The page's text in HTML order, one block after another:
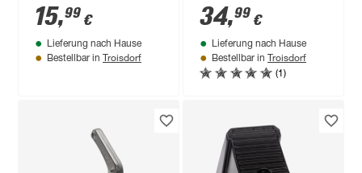
LB 48
15,99 €
Lieferung nach Hause
Bestellbar in Troisdorf
20 x 14 x 8 cm
34,99 €
Lieferung nach Hause
Bestellbar in Troisdorf
(1)